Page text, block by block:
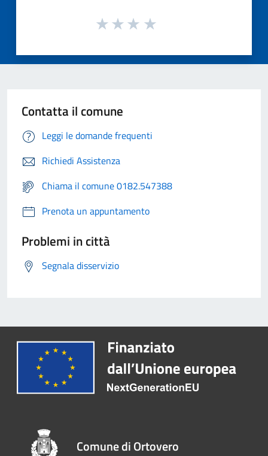
Contatta il comune
Leggi le domande frequenti
Richiedi Assistenza
Chiama il comune 0182.547388
Prenota un appuntamento
Problemi in città
Segnala disservizio
Comune di Ortovero